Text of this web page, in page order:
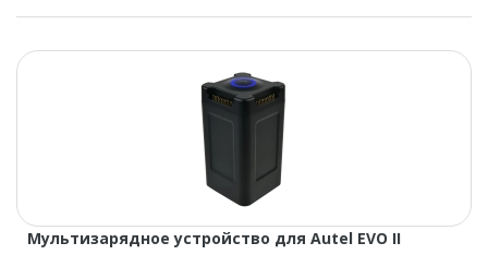
Мультизарядное устройство для Autel EVO II